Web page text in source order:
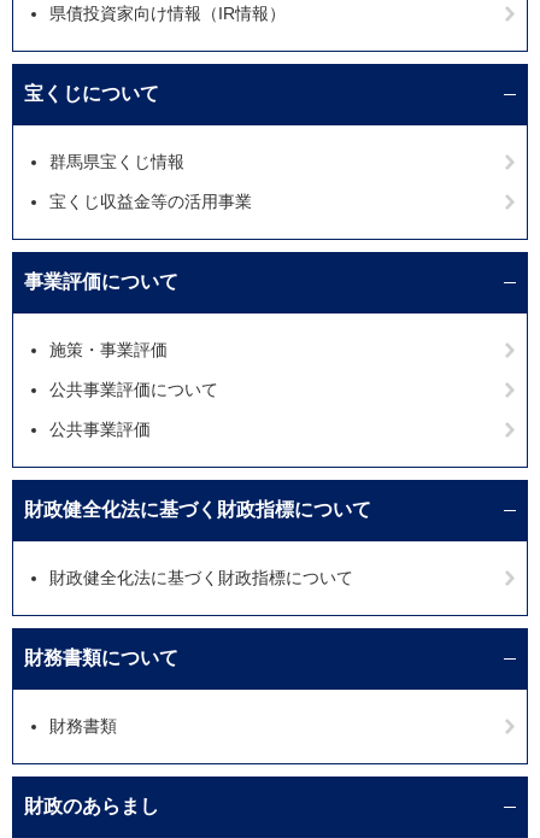
県債投資家向け情報（IR情報）
宝くじについて
群馬県宝くじ情報
宝くじ収益金等の活用事業
事業評価について
施策・事業評価
公共事業評価について
公共事業評価
財政健全化法に基づく財政指標について
財政健全化法に基づく財政指標について
財務書類について
財務書類
財政のあらまし